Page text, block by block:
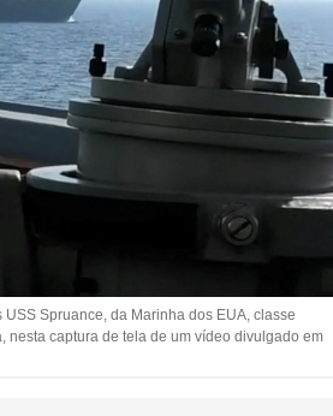
Spruance, da Marinha dos EUA, classe
nesta captura de tela de um vídeo divulgado em